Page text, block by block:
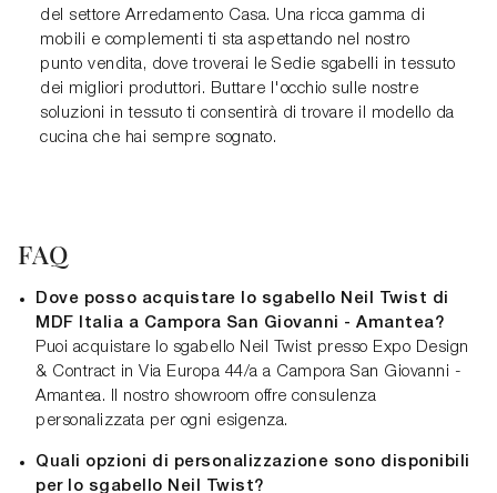
del settore Arredamento Casa. Una ricca gamma di
mobili e complementi ti sta aspettando nel nostro
punto vendita, dove troverai le Sedie sgabelli in tessuto
dei migliori produttori. Buttare l'occhio sulle nostre
soluzioni in tessuto ti consentirà di trovare il modello da
cucina che hai sempre sognato.
FAQ
Dove posso acquistare lo sgabello Neil Twist di
MDF Italia a Campora San Giovanni - Amantea?
Puoi acquistare lo sgabello Neil Twist presso Expo Design
& Contract in Via Europa 44/a a Campora San Giovanni -
Amantea. Il nostro showroom offre consulenza
personalizzata per ogni esigenza.
Quali opzioni di personalizzazione sono disponibili
per lo sgabello Neil Twist?